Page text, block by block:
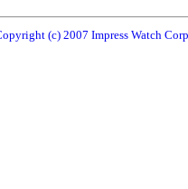
(c) 2007 Impress Watch